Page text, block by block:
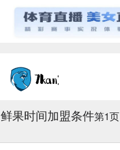
鲜果时间加盟条件第1页